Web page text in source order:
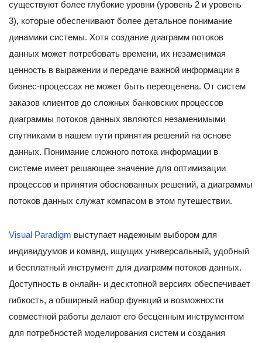
существуют более глубокие уровни (уровень 2 и уровень
3), которые обеспечивают более детальное понимание
динамики системы. Хотя создание диаграмм потоков
данных может потребовать времени, их незаменимая
ценность в выражении и передаче важной информации в
бизнес-процессах не может быть переоценена. От систем
заказов клиентов до сложных банковских процессов
диаграммы потоков данных являются незаменимыми
спутниками в нашем пути принятия решений на основе
данных. Понимание сложного потока информации в
системе имеет решающее значение для оптимизации
процессов и принятия обоснованных решений, а диаграммы
потоков данных служат компасом в этом путешествии.
Visual Paradigm выступает надежным выбором для
индивидуумов и команд, ищущих универсальный, удобный
и бесплатный инструмент для диаграмм потоков данных.
Доступность в онлайн- и десктопной версиях обеспечивает
гибкость, а обширный набор функций и возможности
совместной работы делают его бесценным инструментом
для потребностей моделирования систем и создания